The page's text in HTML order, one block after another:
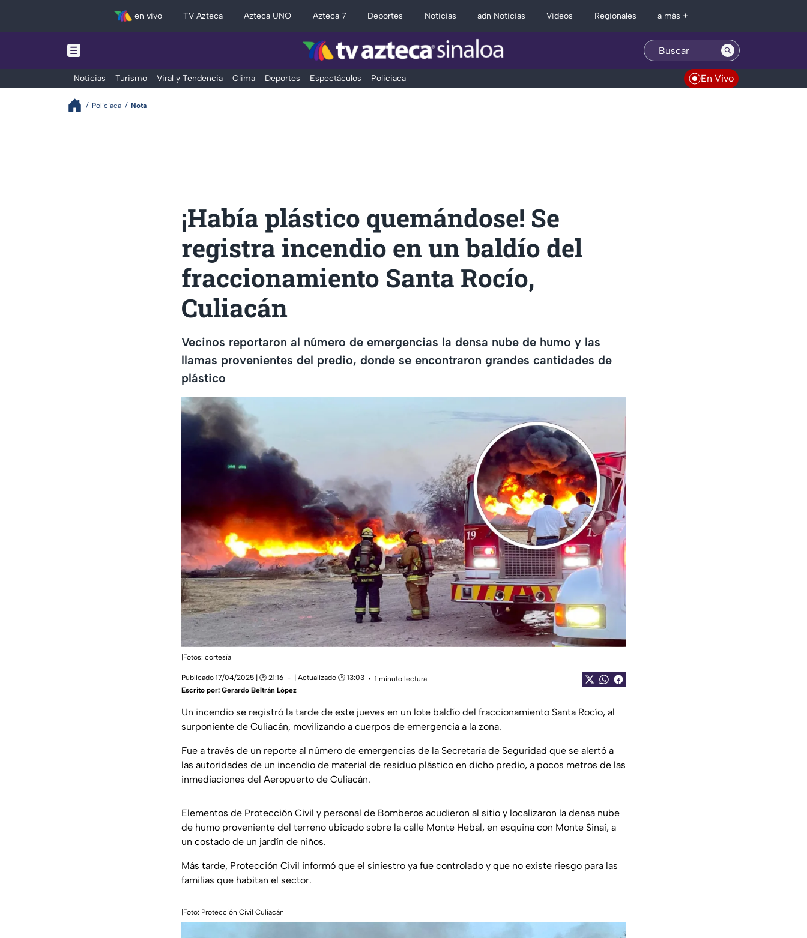
en vivo TV Azteca Azteca UNO Azteca 7 Deportes Noticias adn Noticias Videos Regionales a más +
Noticias Turismo Viral y Tendencia Clima Deportes Espectáculos Policiaca En Vivo
Policiaca Nota
¡Había plástico quemándose! Se
registra incendio en un baldío del
fraccionamiento Santa Rocío,
Culiacán
Vecinos reportaron al número de emergencias la densa nube de humo y las
llamas provenientes del predio, donde se encontraron grandes cantidades de
plástico
|Fotos: cortesía
Publicado 17/04/2025 | 🕑 21:16 | Actualizado 🕑 13:03
1 minuto lectura
Escrito por: Gerardo Beltrán López
Un incendio se registró la tarde de este jueves en un lote baldío del fraccionamiento Santa Rocío, al
surponiente de Culiacán, movilizando a cuerpos de emergencia a la zona.
Fue a través de un reporte al número de emergencias de la Secretaría de Seguridad que se alertó a
las autoridades de un incendio de material de residuo plástico en dicho predio, a pocos metros de las
inmediaciones del Aeropuerto de Culiacán.
Elementos de Protección Civil y personal de Bomberos acudieron al sitio y localizaron la densa nube
de humo proveniente del terreno ubicado sobre la calle Monte Hebal, en esquina con Monte Sinaí, a
un costado de un jardín de niños.
Más tarde, Protección Civil informó que el siniestro ya fue controlado y que no existe riesgo para las
familias que habitan el sector.
|Foto: Protección Civil Culiacán